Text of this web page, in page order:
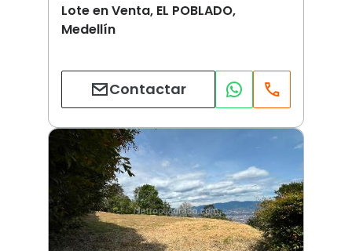
Lote en Venta, EL POBLADO,
Medellín
Contactar